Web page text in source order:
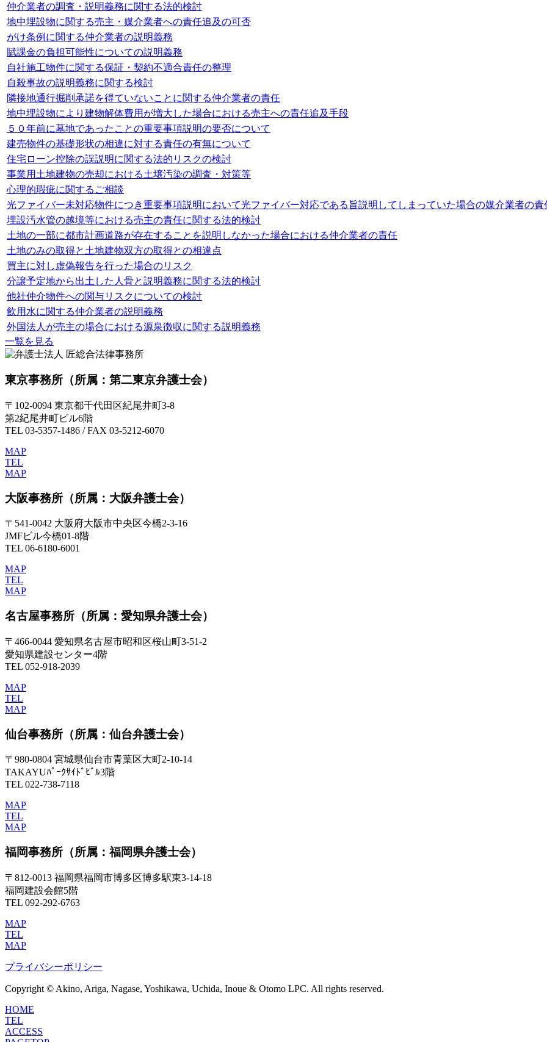
仲介業者の調査・説明義務に関する法的検討
地中埋設物に関する売主・媒介業者への責任追及の可否
がけ条例に関する仲介業者の説明義務
賦課金の負担可能性についての説明義務
自社施工物件に関する保証・契約不適合責任の整理
自殺事故の説明義務に関する検討
隣接地通行掘削承諾を得ていないことに関する仲介業者の責任
地中埋設物により建物解体費用が増大した場合における売主への責任追及手段
５０年前に墓地であったことの重要事項説明の要否について
建売物件の基礎形状の相違に対する責任の有無について
住宅ローン控除の誤説明に関する法的リスクの検討
事業用土地建物の売却における土壌汚染の調査・対策等
心理的瑕疵に関するご相談
光ファイバー未対応物件につき重要事項説明において光ファイバー対応である旨説明してしまっていた場合の媒介業者の責
埋設汚水管の越境等における売主の責任に関する法的検討
土地の一部に都市計画道路が存在することを説明しなかった場合における仲介業者の責任
土地のみの取得と土地建物双方の取得との相違点
買主に対し虚偽報告を行った場合のリスク
分譲予定地から出土した人骨と説明義務に関する法的検討
他社仲介物件への関与リスクについての検討
飲用水に関する仲介業者の説明義務
外国法人が売主の場合における源泉徴収に関する説明義務
一覧を見る
東京事務所 （所属：第二東京弁護士会）
〒102-0094 東京都千代田区紀尾井町3-8
第2紀尾井町ビル6階
TEL 03-5357-1486 / FAX 03-5212-6070
MAP
TEL
MAP
大阪事務所 （所属：大阪弁護士会）
〒541-0042 大阪府大阪市中央区今橋2-3-16
JMFビル今橋01-8階
TEL 06-6180-6001
MAP
TEL
MAP
名古屋事務所 （所属：愛知県弁護士会）
〒466-0044 愛知県名古屋市昭和区桜山町3-51-2
愛知県建設センター4階
TEL 052-918-2039
MAP
TEL
MAP
仙台事務所 （所属：仙台弁護士会）
〒980-0804 宮城県仙台市青葉区大町2-10-14
TAKAYUﾊﾟｰｸｻｲﾄﾞﾋﾞﾙ3階
TEL 022-738-7118
MAP
TEL
MAP
福岡事務所 （所属：福岡県弁護士会）
〒812-0013 福岡県福岡市博多区博多駅東3-14-18
福岡建設会館5階
TEL 092-292-6763
MAP
TEL
MAP
プライバシーポリシー
Copyright © Akino, Ariga, Nagase, Yoshikawa, Uchida, Inoue & Otomo LPC. All rights reserved.
HOME
TEL
ACCESS